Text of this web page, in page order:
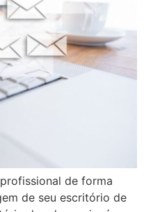
de forma
de seu escritório de